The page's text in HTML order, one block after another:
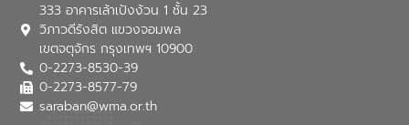
333 อาคารเล้าเป้งง้วน 1 ชั้น 23
วิภาวดีรังสิต แขวงจอมพล
เขตจตุจักร กรุงเทพฯ 10900
0-2273-8530-39
0-2273-8577-79
saraban@wma.or.th